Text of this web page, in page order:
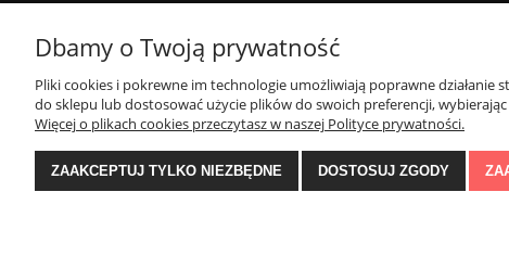
Wyposażenie łazienek Łazienki.eco | Pawła 23, 41-708
Dbamy o Twoją prywatność
Pliki cookies i pokrewne im technologie umożliwiają poprawne
do sklepu lub dostosować użycie plików do swoich preferencji,
Więcej o plikach cookies przeczytasz w naszej Polityce prywatności.
ZAAKCEPTUJ TYLKO NIEZBĘDNE DOSTOSUJ ZGODY